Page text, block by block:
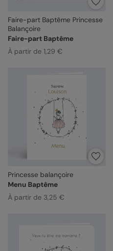
Faire-part Baptême Princesse
Balançoire
Faire-part Baptême
À partir de 1,29 €
Princesse balançoire
Menu Baptême
À partir de 3,25 €